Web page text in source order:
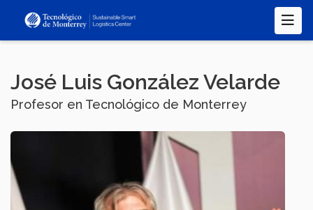
José Luis González Velarde
Profesor en Tecnológico de Monterrey